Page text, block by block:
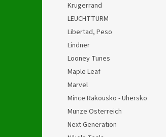
Krugerrand
LEUCHTTURM
Libertad, Peso
Lindner
Looney Tunes
Maple Leaf
Marvel
Mince Rakousko - Uhersko
Munze Osterreich
Next Generation